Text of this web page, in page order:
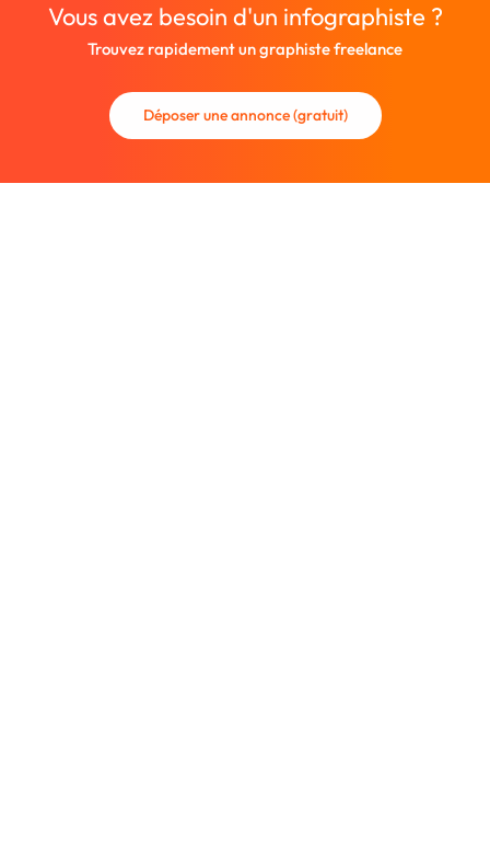
Vous avez besoin d'un infographiste ?
Trouvez rapidement un graphiste freelance
Déposer une annonce (gratuit)